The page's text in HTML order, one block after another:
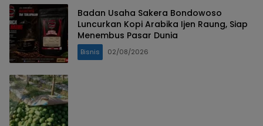
Badan Usaha Sakera Bondowoso
Luncurkan Kopi Arabika Ijen Raung, Siap
Menembus Pasar Dunia
Bisnis 02/08/2026